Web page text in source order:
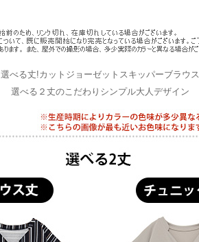
選べる丈!カットジョーゼットスキッパーブラウス
選べる２丈のこだわりシンプル大人デザイン